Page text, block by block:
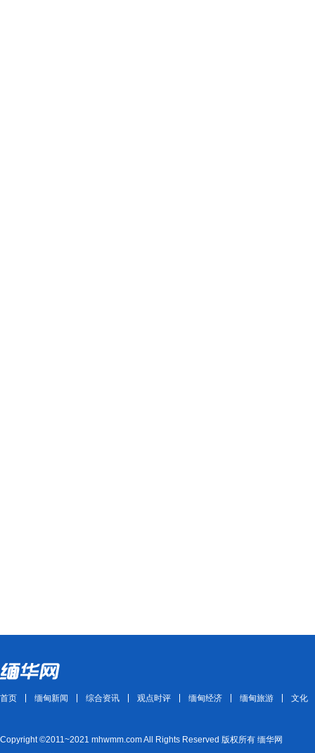
首页 缅甸新闻 综合资讯 观点时评 缅甸经济 缅甸旅游 文化
Copyright ©2011~2021 mhwmm.com All Rights Reserved 版权所有 缅华网